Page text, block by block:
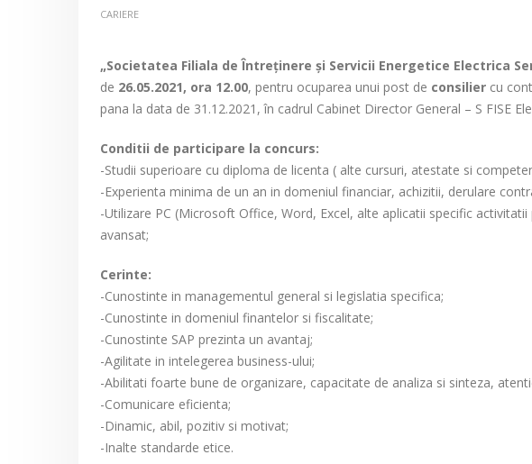
CARIERE
„Societatea Filiala de Întreţinere şi Servicii Energetice Electrica
de 26.05.2021, ora 12.00, pentru ocuparea unui post de consilier cu
pana la data de 31.12.2021, în cadrul Cabinet Director General – S FISE
Conditii de participare la concurs:
-Studii superioare cu diploma de licenta ( alte cursuri, atestate si
-Experienta minima de un an in domeniul financiar, achizitii, derulare
-Utilizare PC (Microsoft Office, Word, Excel, alte aplicatii specific
avansat;
Cerinte:
-Cunostinte in managementul general si legislatia specifica;
-Cunostinte in domeniul finantelor si fiscalitate;
-Cunostinte SAP prezinta un avantaj;
-Agilitate in intelegerea business-ului;
-Abilitati foarte bune de organizare, capacitate de analiza si sinteza,
-Comunicare eficienta;
-Dinamic, abil, pozitiv si motivat;
-Inalte standarde etice.